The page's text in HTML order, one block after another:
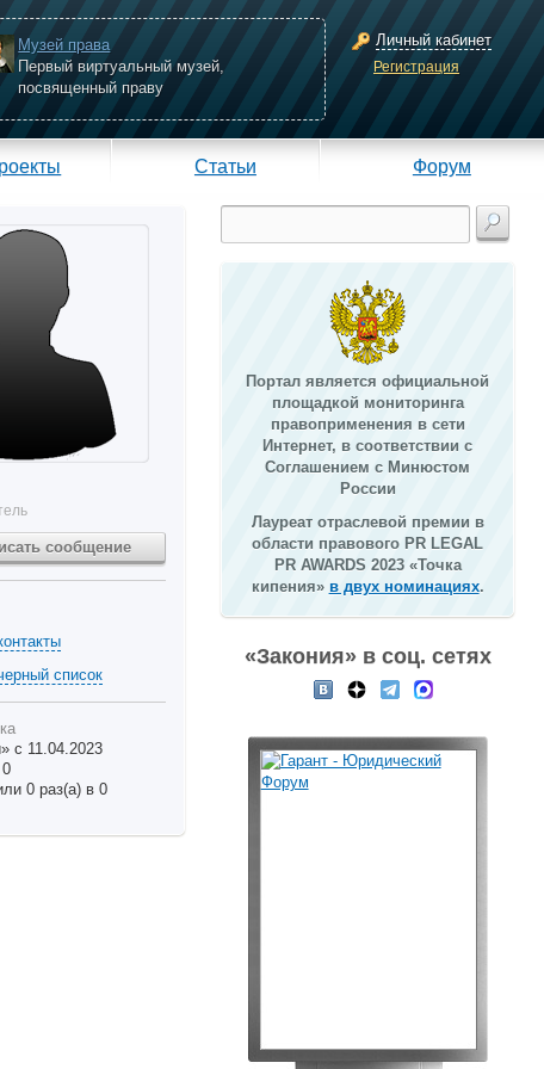
Музей права
Первый виртуальный музей,
посвященный праву
Личный кабинет
Регистрация
Статьи Форум
сообщение
список
с 11.04.2023
0 раз(а) в 0
Портал является официальной
площадкой мониторинга
правоприменения в сети
Интернет, в соответствии с
Соглашением с Минюстом
России
Лауреат отраслевой премии в
области правового PR LEGAL
PR AWARDS 2023 «Точка
кипения» в двух номинациях.
«Закония» в соц. сетях